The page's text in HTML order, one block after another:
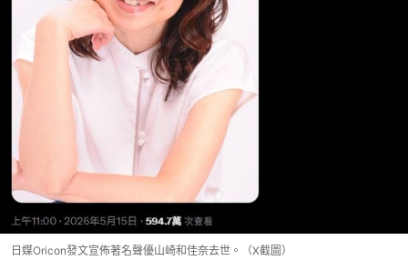
日媒Oricon發文宣佈著名聲優山崎和佳奈去世。（X截圖）